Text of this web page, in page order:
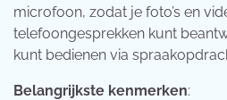
microfoon, zodat je foto’s en
telefoongesprekken kunt
kunt bedienen via
Belangrijkste kenmerken: